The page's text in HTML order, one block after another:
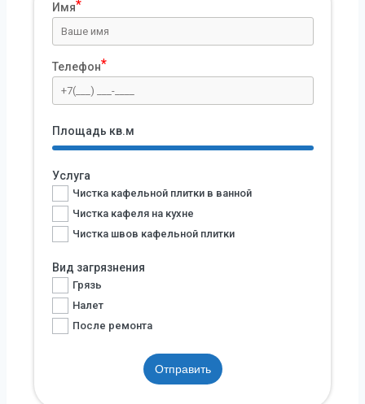
Имя
Телефон
Площадь кв.м
Услуга
Чистка кафельной плитки в ванной
Чистка кафеля на кухне
Чистка швов кафельной плитки
Вид загрязнения
Грязь
Налет
После ремонта
Отправить